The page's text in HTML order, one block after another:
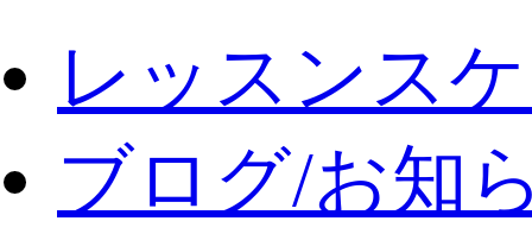
レッスンス
ブログ/お知